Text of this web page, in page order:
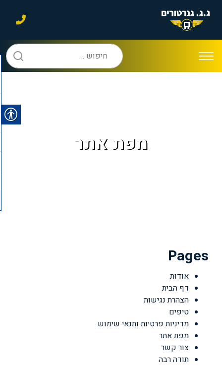
חיפוש:
מפת אתר
Pages
אודות
דף הבית
הצהרת נגישות
טיפים
מדיניות פרטיות ותנאי שימוש
מפת אתר
צור קשר
תודה רבה